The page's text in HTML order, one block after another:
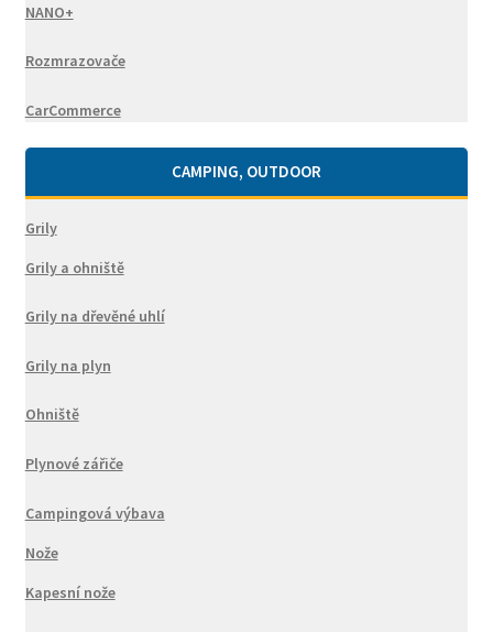
NANO+
Rozmrazovače
CarCommerce
CAMPING, OUTDOOR
Grily
Grily a ohniště
Grily na dřevěné uhlí
Grily na plyn
Ohniště
Plynové zářiče
Campingová výbava
Nože
Kapesní nože